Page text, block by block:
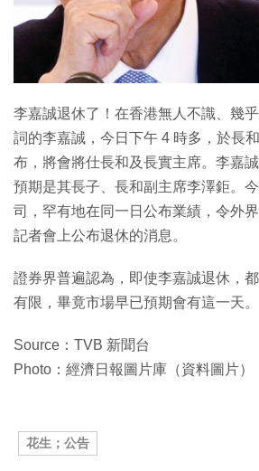
李嘉誠退休了！在香港無人不識、幾
詞的李嘉誠，今日下午 4 時多，於長
布，將會將仕長和及長實主席。李嘉
預期是其長子、長和副主席李澤鉅。
司，罕有地在同一日公布業績，令外
記者會上公布退休的消息。
證券界普遍認為，即使李嘉誠退休，
有限，畢竟市場早已預期會有這一天。
Source：TVB 新聞台
Photo：經濟日報圖片庫（資料圖片）
花生；公告